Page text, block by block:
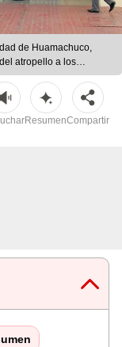
de Huamachuco,
atropello a los
ResumenCompartir